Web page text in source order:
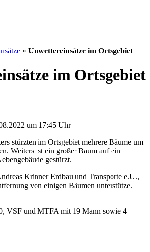
» Unwettereinsätze im Ortsgebiet
im Ortsgebiet
um 17:45 Uhr
stürzten im Ortsgebiet mehrere Bäume um
Weiters ist ein großer Baum auf ein
gestürzt.
Krinner Erdbau und Transporte e.U.,
von einigen Bäumen unterstütze.
VSF und MTFA mit 19 Mann sowie 4